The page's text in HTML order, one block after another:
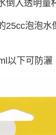
倒入透明量
25cc泡泡水
以下可防灑